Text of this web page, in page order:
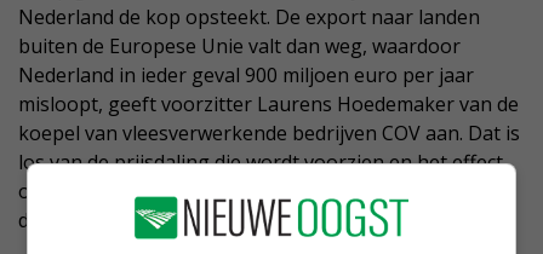
Nederland de kop opsteekt. De export naar landen
buiten de Europese Unie valt dan weg, waardoor
Nederland in ieder geval 900 miljoen euro per jaar
misloopt, geeft voorzitter Laurens Hoedemaker van de
koepel van vleesverwerkende bedrijven COV aan. Dat is
los van de prijsdaling die wordt voorzien en het effect
op de vierkantsverwaarding en het
duurzaamheidsprofiel van Nederlands varkensvlees.